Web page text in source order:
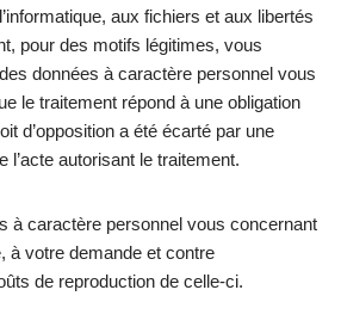
aux fichiers et aux libertés
pour des motifs légitimes, vous
données à caractère personnel vous
le traitement répond à une obligation
d’opposition a été écarté par une
l’acte autorisant le traitement.
à caractère personnel vous concernant
à votre demande et contre
de reproduction de celle-ci.